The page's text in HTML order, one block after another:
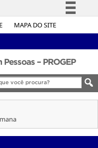
MAPA DO SITE
Simplifique!
Legislação
Canais
– PROGEP